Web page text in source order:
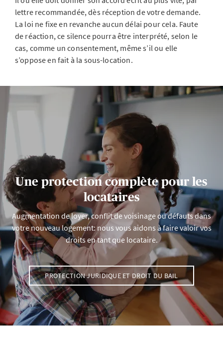
lettre recommandée, dès réception de votre demande.
La loi ne fixe en revanche aucun délai pour cela. Faute
de réaction, ce silence pourra être interprété, selon le
cas, comme un consentement, même s’il ou elle
s’oppose en fait à la sous-location.
Une protection complète pour les
locataires
Augmentation de loyer, conflit de voisinage ou défauts dans
votre nouveau logement: nous vous aidons à faire valoir vos
droits en tant que locataire.
PROTECTION JURIDIQUE ET DROIT DU BAIL